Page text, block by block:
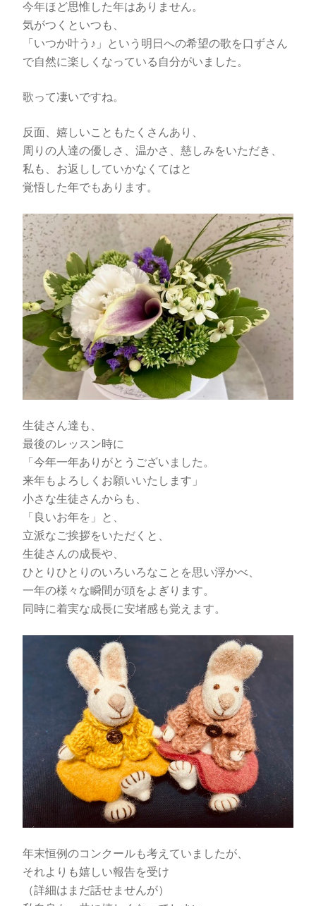
今年ほど思惟した年はありません。
気がつくといつも、
「いつか叶う♪」という明日への希望の歌を口ずさん
で自然に楽しくなっている自分がいました。
歌って凄いですね。
反面、嬉しいこともたくさんあり、
周りの人達の優しさ、温かさ、慈しみをいただき、
私も、お返ししていかなくてはと
覚悟した年でもあります。
生徒さん達も、
最後のレッスン時に
「今年一年ありがとうございました。
来年もよろしくお願いいたします」
小さな生徒さんからも、
「良いお年を」と、
立派なご挨拶をいただくと、
生徒さんの成長や、
ひとりひとりのいろいろなことを思い浮かべ、
一年の様々な瞬間が頭をよぎります。
同時に着実な成長に安堵感も覚えます。
年末恒例のコンクールも考えていましたが、
それよりも嬉しい報告を受け
（詳細はまだ話せませんが）